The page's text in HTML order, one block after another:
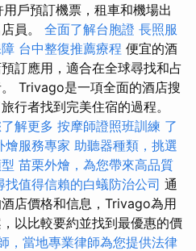
戶預訂機票，租車和機場出
員。 全面了解台胞證 長照服
台中整復推薦療程 便宜的酒
訂應用，適合在全球尋找和占
Trivago是一項全面的酒店搜
行者找到完美住宿的過程。
解更多 按摩師證照班訓練 了
燴服務專家 助聽器種類，挑選
苗栗外燴，為您帶來高品質
找值得信賴的白蟻防治公司 通
店價格和信息，Trivago為用
以比較要約並找到最優惠的價
，當地專業律師為您提供法律